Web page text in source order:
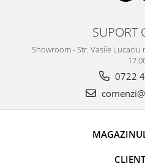
SUPORT
Showroom - Str. Vasile Lucaciu
0722